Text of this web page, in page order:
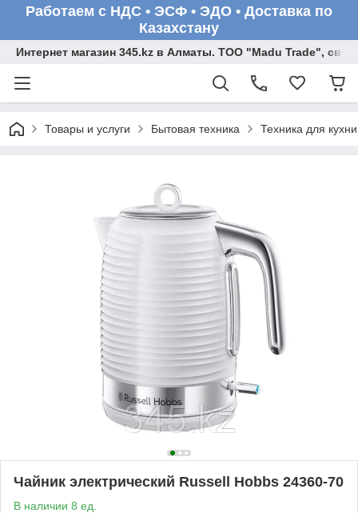
Работаем с НДС • ЭСФ • ЭДО • Доставка по
Казахстану
Интернет магазин 345.kz в Алматы. ТОО "Madu Trade",
Товары и услуги Бытовая техника Техника для кухни
Чайник электрический Russell Hobbs 24360-70
В наличии 8 ед.